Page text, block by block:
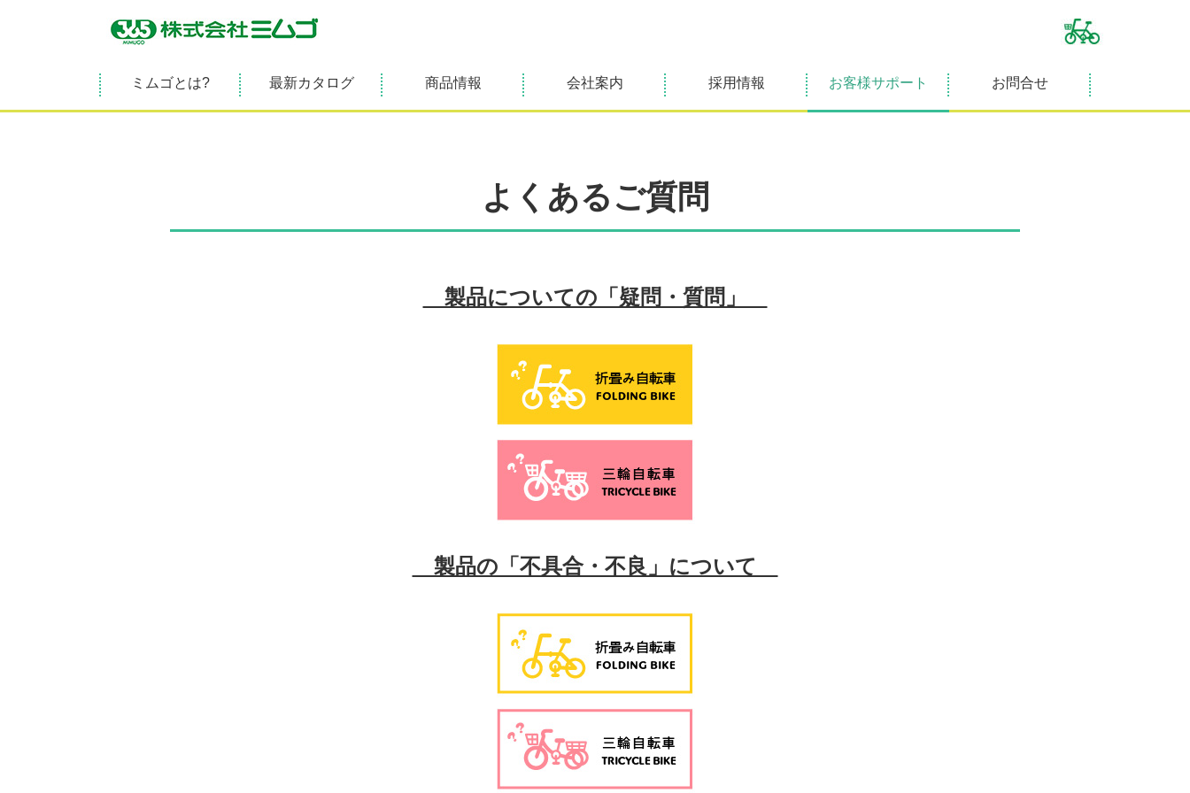
ミムゴとは? 最新カタログ 商品情報 会社案内 採用情報 お客様サポート お問合せ
よくあるご質問
製品についての「疑問・質問」
製品の「不具合・不良」について